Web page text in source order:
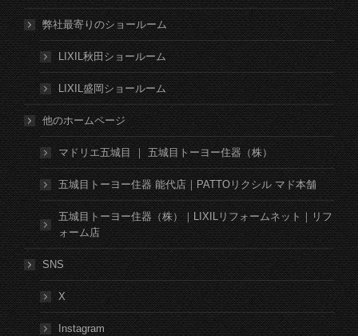
弊社最寄りのショールーム
LIXIL秋田ショールーム
LIXIL盛岡ショールーム
他のホームページ
マドリエ五城目 ｜ 五城目トーヨー住器（株）
五城目トーヨー住器 能代店｜PATTOリクシル マド本舗
五城目トーヨー住器（株）｜LIXILリフォームネット｜リフ
ォーム店
SNS
X
Instagram